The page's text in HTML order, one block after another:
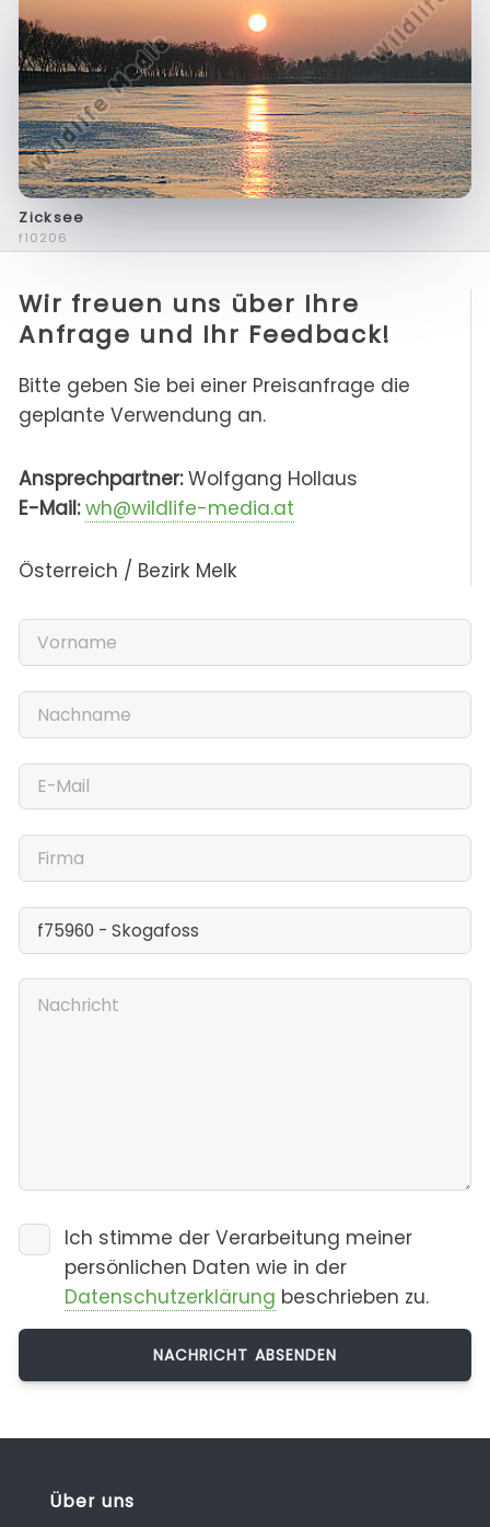
Zicksee
f10206
Wir freuen uns über Ihre
Anfrage und Ihr Feedback!
Bitte geben Sie bei einer Preisanfrage die
geplante Verwendung an.
Ansprechpartner:Wolfgang Hollaus
E-Mail: wh@wildlife-media.at
Österreich / Bezirk Melk
Ich stimme der Verarbeitung meiner
persönlichen Daten wie in der
Datenschutzerklärung beschrieben zu.
Über uns